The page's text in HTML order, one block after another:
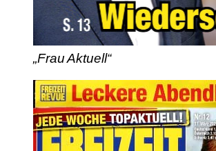
„Frau Aktuell“